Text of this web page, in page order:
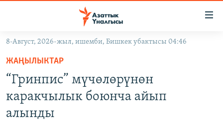
Навигацияга
өтүңүз
Издөөгө
салыңыз
КЫРГЫЗСТАН
КЫРГЫЗСТАН
ДҮЙНӨ
УКРАИНА
8-Август, 2026-жыл, ишемби, Бишкек убактысы 04:46
ЖАҢЫЛЫКТАР
“Гринпис” мүчөлөрүнөн
каракчылык боюнча айып
алынды